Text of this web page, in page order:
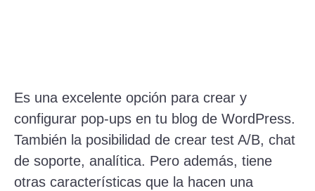
Es una excelente opción para crear y
configurar pop-ups en tu blog de WordPress.
También la posibilidad de crear test A/B, chat
de soporte, analítica. Pero además, tiene
otras características que la hacen una